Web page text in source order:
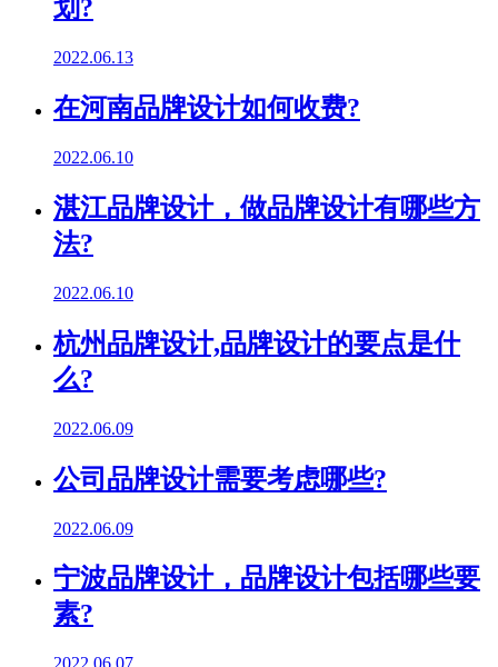
划?
2022.06.13
在河南品牌设计如何收费?
2022.06.10
湛江品牌设计，做品牌设计有哪些方
法?
2022.06.10
杭州品牌设计,品牌设计的要点是什
么?
2022.06.09
公司品牌设计需要考虑哪些?
2022.06.09
宁波品牌设计，品牌设计包括哪些要
素?